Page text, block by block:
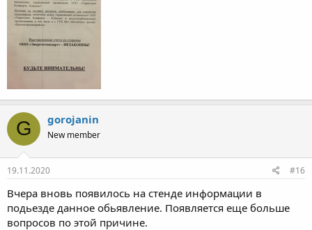
G gorojanin
New member
19.11.2020 #16
Вчера вновь появилось на стенде информации в
подьезде данное обьявление. Появляется еще больше
вопросов по этой причине.